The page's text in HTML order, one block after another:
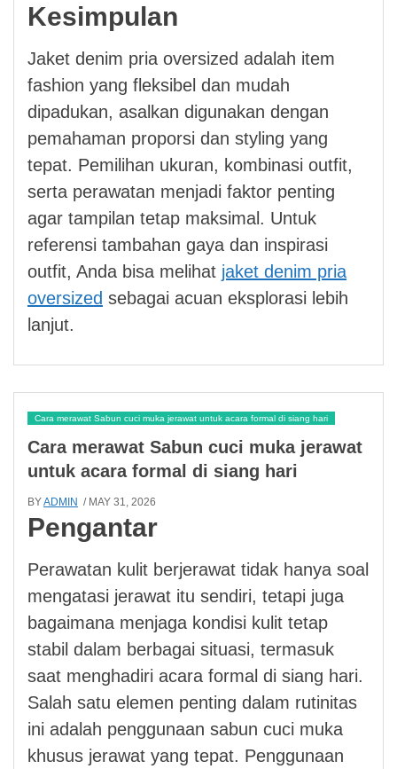
Kesimpulan
Jaket denim pria oversized adalah item
fashion yang fleksibel dan mudah
dipadukan, asalkan digunakan dengan
pemahaman proporsi dan styling yang
tepat. Pemilihan ukuran, kombinasi outfit,
serta perawatan menjadi faktor penting
agar tampilan tetap maksimal. Untuk
referensi tambahan gaya dan inspirasi
outfit, Anda bisa melihat jaket denim pria
oversized sebagai acuan eksplorasi lebih
lanjut.
Cara merawat Sabun cuci muka jerawat untuk acara formal di siang hari
Cara merawat Sabun cuci muka jerawat
untuk acara formal di siang hari
BYADMIN / MAY 31, 2026
Pengantar
Perawatan kulit berjerawat tidak hanya soal
mengatasi jerawat itu sendiri, tetapi juga
bagaimana menjaga kondisi kulit tetap
stabil dalam berbagai situasi, termasuk
saat menghadiri acara formal di siang hari.
Salah satu elemen penting dalam rutinitas
ini adalah penggunaan sabun cuci muka
khusus jerawat yang tepat. Penggunaan